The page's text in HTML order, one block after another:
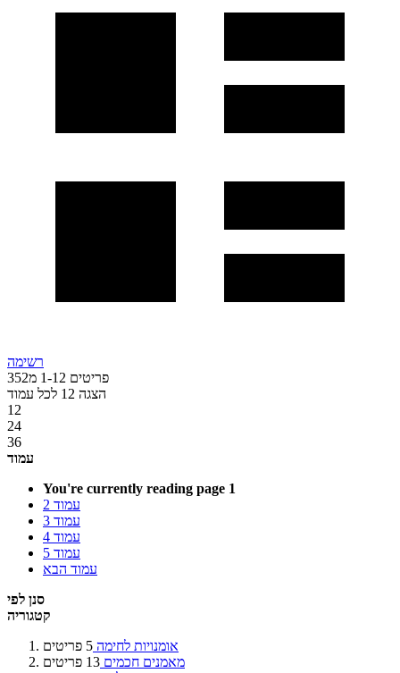
רשימה
פריטים
1-12 מ352
הצגה 12 לכל עמוד
12
24
36
עמוד
You're currently reading page 1
עמוד 2
עמוד 3
עמוד 4
עמוד 5
עמוד הבא
סנן לפי
קטגוריה
אומנויות לחימה 5 פריטים
מאמנים חכמים 13 פריטים